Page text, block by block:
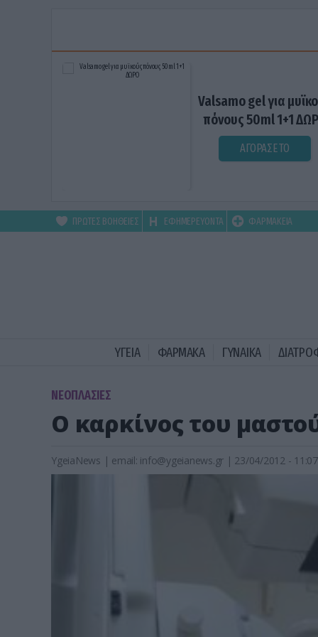
Valsamo gel για
πόνους 50ml 1+1
ΑΓΟΡΑΣΕ ΤΟ
ΠΡΩΤΕΣ ΒΟΗΘΕΙΕΣ ΕΦΗΜΕΡΕΥΟΝΤΑ ΦΑΡΜΑΚΕΙΑ
ΥΓΕΙΑ ΦΑΡΜΑΚΑ ΓΥΝΑΙΚΑ
ΝΕΟΠΛΑΣΙΕΣ
Ο καρκίνος του
YgeiaNews | email: info@ygeianews.gr | 23/04/2012 - 11:07